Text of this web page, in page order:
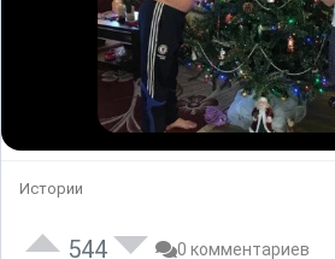
Истории
544 0 комментариев